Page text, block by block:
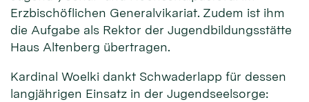
Erzbischöflichen Generalvikariat. Zudem ist ihm
die Aufgabe als Rektor der Jugendbildungsstätte
Haus Altenberg übertragen.
Kardinal Woelki dankt Schwaderlapp für dessen
langjährigen Einsatz in der Jugendseelsorge: